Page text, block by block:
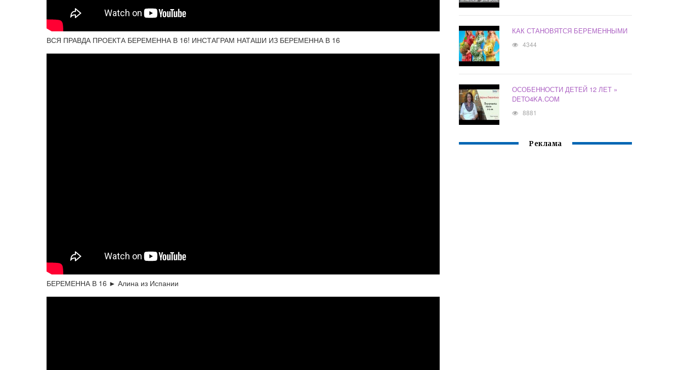
ВСЯ ПРАВДА ПРОЕКТА БЕРЕМЕННА В 16! ИНСТАГРАМ НАТАШИ ИЗ БЕРЕМЕННА В 16
БЕРЕМЕННА В 16 ► Алина из Испании
КАК СТАНОВЯТСЯ БЕРЕМЕННЫМИ
4344
ОСОБЕННОСТИ ДЕТЕЙ 12 ЛЕТ »
DETO4KA.COM
8881
Реклама